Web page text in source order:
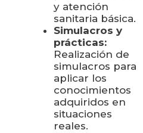
y atención
sanitaria básica.
Simulacros y
prácticas:
Realización de
simulacros para
aplicar los
conocimientos
adquiridos en
situaciones
reales.